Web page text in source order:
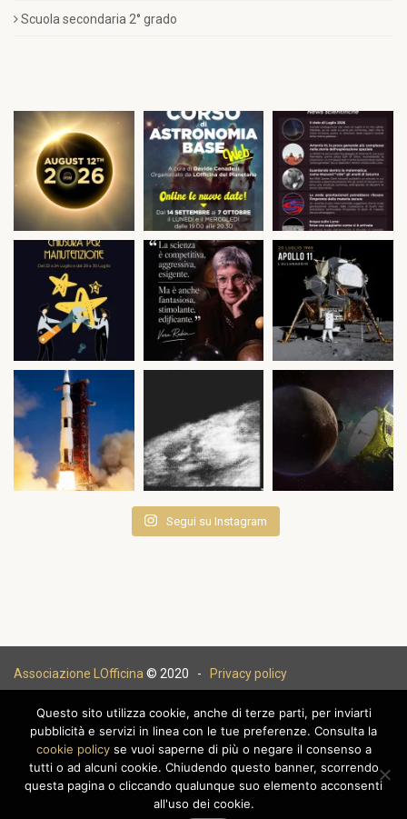
Scuola secondaria 2° grado
Segui su Instagram
Associazione LOfficina © 2020 - Privacy policy
Questo sito utilizza cookie, anche di terze parti, per inviarti
pubblicità e servizi in linea con le tue preferenze. Consulta la
cookie policyse vuoi saperne di più o negare il consenso a
tutti o ad alcuni cookie. Chiudendo questo banner, scorrendo
questa pagina o cliccando qualunque suo elemento acconsenti
all'uso dei cookie.